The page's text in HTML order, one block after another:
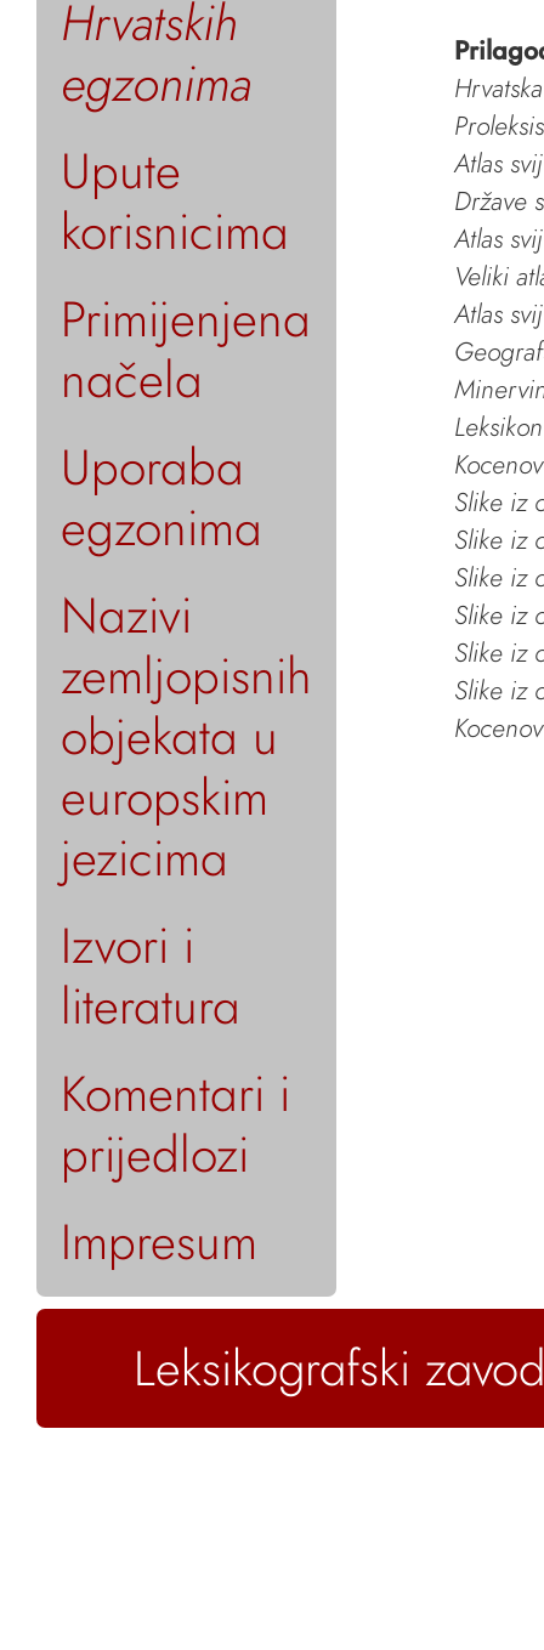
Hrvatskih
egzonima
Upute
korisnicima
Primijenjena
načela
Uporaba
egzonima
Nazivi
zemljopisnih
objekata u
europskim
jezicima
Izvori i
literatura
Komentari i
prijedlozi
Impresum
Atlas
Države
Atlas
Veliki
Atlas
Slike iz
Slike iz
Slike iz
Slike iz
Slike iz
Slike iz
Leksikografski